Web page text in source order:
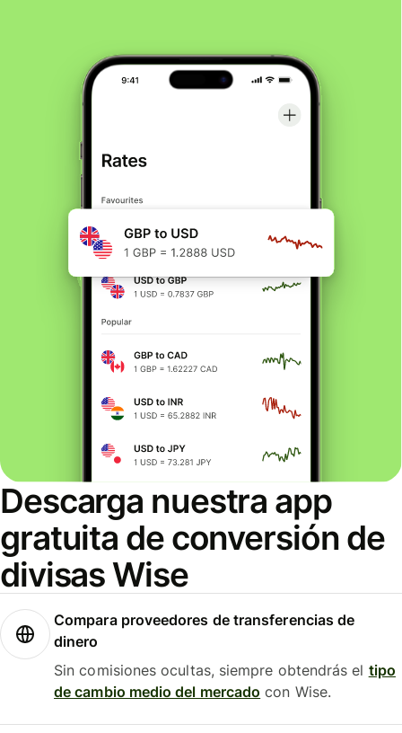
Descarga nuestra app
gratuita de conversión de
divisas Wise
Compara proveedores de transferencias de
dinero
Sin comisiones ocultas, siempre obtendrás el tipo
de cambio medio del mercado con Wise.